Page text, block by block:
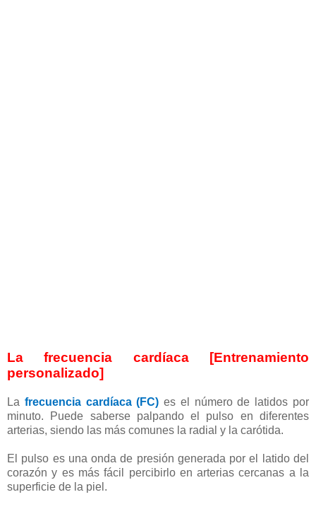
La frecuencia cardíaca [Entrenamiento
personalizado]
La frecuencia cardíaca (FC) es el número de latidos por
minuto. Puede saberse palpando el pulso en diferentes
arterias, siendo las más comunes la radial y la carótida.
El pulso es una onda de presión generada por el latido del
corazón y es más fácil percibirlo en arterias cercanas a la
superficie de la piel.